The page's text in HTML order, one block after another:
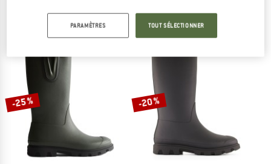
(0) 5,0
-25 % -20 %
PARAMÈTRES TOUT SÉLECTIONNER